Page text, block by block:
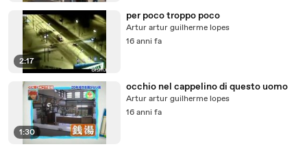
2:17
per poco troppo poco
Artur artur guilherme lopes
16 anni fa
1:30
occhio nel cappelino di questo uomo
Artur artur guilherme lopes
16 anni fa